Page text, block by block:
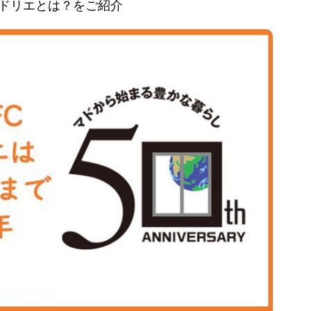
リエとは？をご紹介